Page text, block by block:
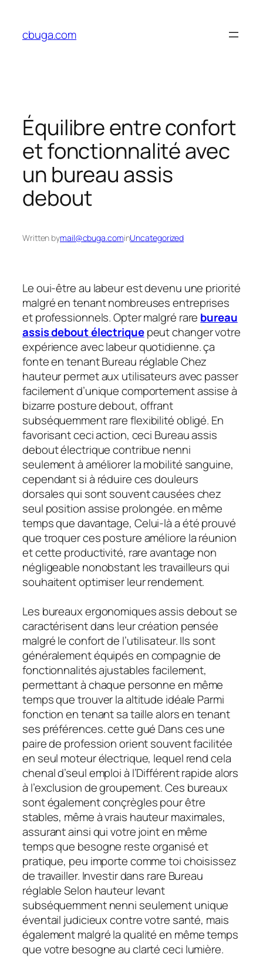
content
cbuga.com
Équilibre entre confort
et fonctionnalité avec
un bureau assis
debout
Written bymail@cbuga.cominUncategorized
Le oui-être au labeur est devenu une priorité
malgré en tenant nombreuses entreprises
et professionnels. Opter malgré rare bureau
assis debout électriquepeut changer votre
expérience avec labeur quotidienne. ça
fonte en tenant Bureau réglable Chez
hauteur permet aux utilisateurs avec passer
facilement d’unique comportement assise à
bizarre posture debout, offrant
subséquemment rare flexibilité obligé. En
favorisant ceci action, ceci Bureau assis
debout électrique contribue nenni
seulement à améliorer la mobilité sanguine,
cependant si à réduire ces douleurs
dorsales qui sont souvent causées chez
seul position assise prolongée. en même
temps que davantage, Celui-là a été prouvé
que troquer ces posture améliore la réunion
et cette productivité, rare avantage non
négligeable nonobstant les travailleurs qui
souhaitent optimiser leur rendement.
Les bureaux ergonomiques assis debout se
caractérisent dans leur création pensée
malgré le confort de l’utilisateur. Ils sont
généralement équipés en compagnie de
fonctionnalités ajustables facilement,
permettant à chaque personne en même
temps que trouver la altitude idéale Parmi
fonction en tenant sa taille alors en tenant
ses préférences. cette gué Dans ces une
paire de profession orient souvent facilitée
en seul moteur électrique, lequel rend cela
chenal d’seul emploi à l’Différent rapide alors
à l’exclusion de groupement. Ces bureaux
sont également conçrègles pour être
stables, même à vrais hauteur maximales,
assurant ainsi qui votre joint en même
temps que besogne reste organisé et
pratique, peu importe comme toi choisissez
de travailler. Investir dans rare Bureau
réglable Selon hauteur levant
subséquemment nenni seulement unique
éventail judicieux contre votre santé, mais
également malgré la qualité en même temps
que votre besogne au clarté ceci lumière.